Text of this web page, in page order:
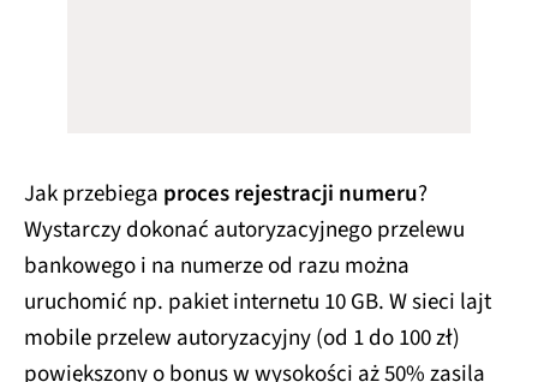
Jak przebiega proces rejestracji numeru?
Wystarczy dokonać autoryzacyjnego przelewu
bankowego i na numerze od razu można
uruchomić np. pakiet internetu 10 GB. W sieci lajt
mobile przelew autoryzacyjny (od 1 do 100 zł)
powiększony o bonus w wysokości aż 50% zasila